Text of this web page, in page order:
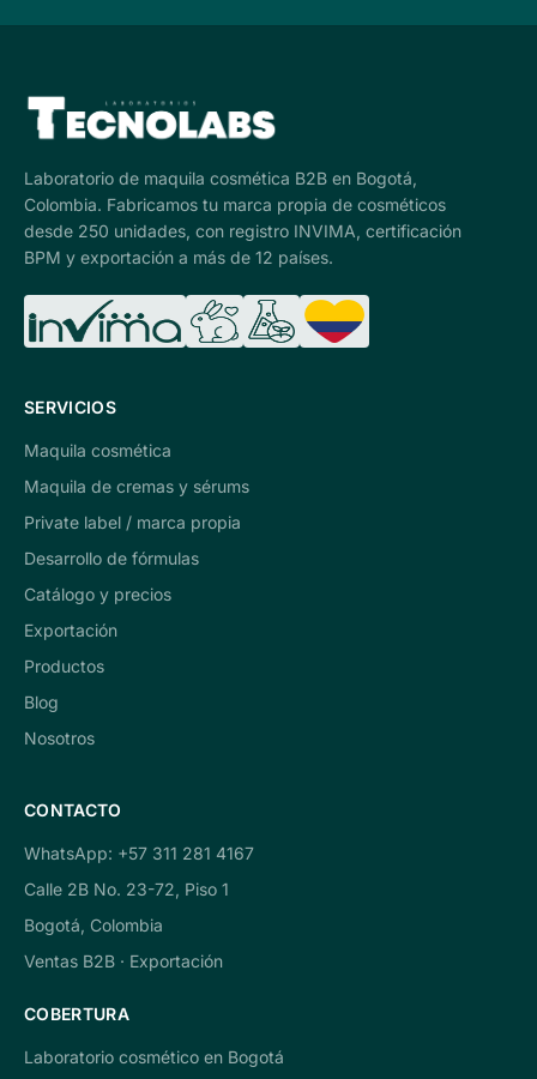
Laboratorio de maquila cosmética B2B en Bogotá,
Colombia. Fabricamos tu marca propia de cosméticos
desde 250 unidades, con registro INVIMA, certificación
BPM y exportación a más de 12 países.
SERVICIOS
Maquila cosmética
Maquila de cremas y sérums
Private label / marca propia
Desarrollo de fórmulas
Catálogo y precios
Exportación
Productos
Blog
Nosotros
CONTACTO
WhatsApp: +57 311 281 4167
Calle 2B No. 23-72, Piso 1
Bogotá, Colombia
Ventas B2B · Exportación
COBERTURA
Laboratorio cosmético en Bogotá